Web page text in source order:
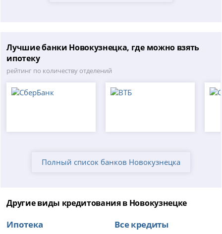
Лучшие банки Новокузнецка, где можно взять
ипотеку
рейтинг по количеству отделений
Полный список банков Новокузнецка
Другие виды кредитования в Новокузнецке
Ипотека
Все кредиты